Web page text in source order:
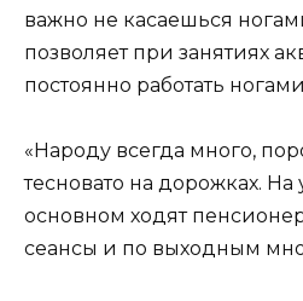
важно не касаешься
позволяет при занятиях
постоянно работать
«Народу всегда много,
тесновато на дорожках.
основном ходят
сеансы и по выходным